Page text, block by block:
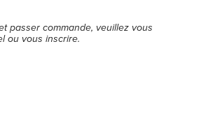
passer commande, veuillez vous
ou vous inscrire.